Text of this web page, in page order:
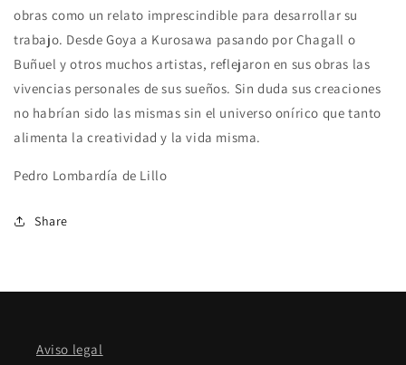
obras como un relato imprescindible para desarrollar su
trabajo. Desde Goya a Kurosawa pasando por Chagall o
Buñuel y otros muchos artistas, reflejaron en sus obras las
vivencias personales de sus sueños. Sin duda sus creaciones
no habrían sido las mismas sin el universo onírico que tanto
alimenta la creatividad y la vida misma.
Pedro Lombardía de Lillo
Share
Aviso legal